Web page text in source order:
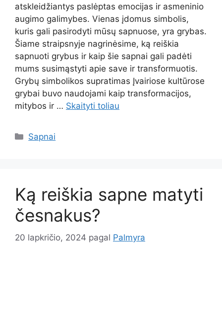
atskleidžiantys paslėptas emocijas ir asmeninio
augimo galimybes. Vienas įdomus simbolis,
kuris gali pasirodyti mūsų sapnuose, yra grybas.
Šiame straipsnyje nagrinėsime, ką reiškia
sapnuoti grybus ir kaip šie sapnai gali padėti
mums susimąstyti apie save ir transformuotis.
Grybų simbolikos supratimas Įvairiose kultūrose
grybai buvo naudojami kaip transformacijos,
mitybos ir … Skaityti toliau
Kategorijos
Sapnai
Ką reiškia sapne matyti
česnakus?
20 lapkričio, 2024 pagal Palmyra